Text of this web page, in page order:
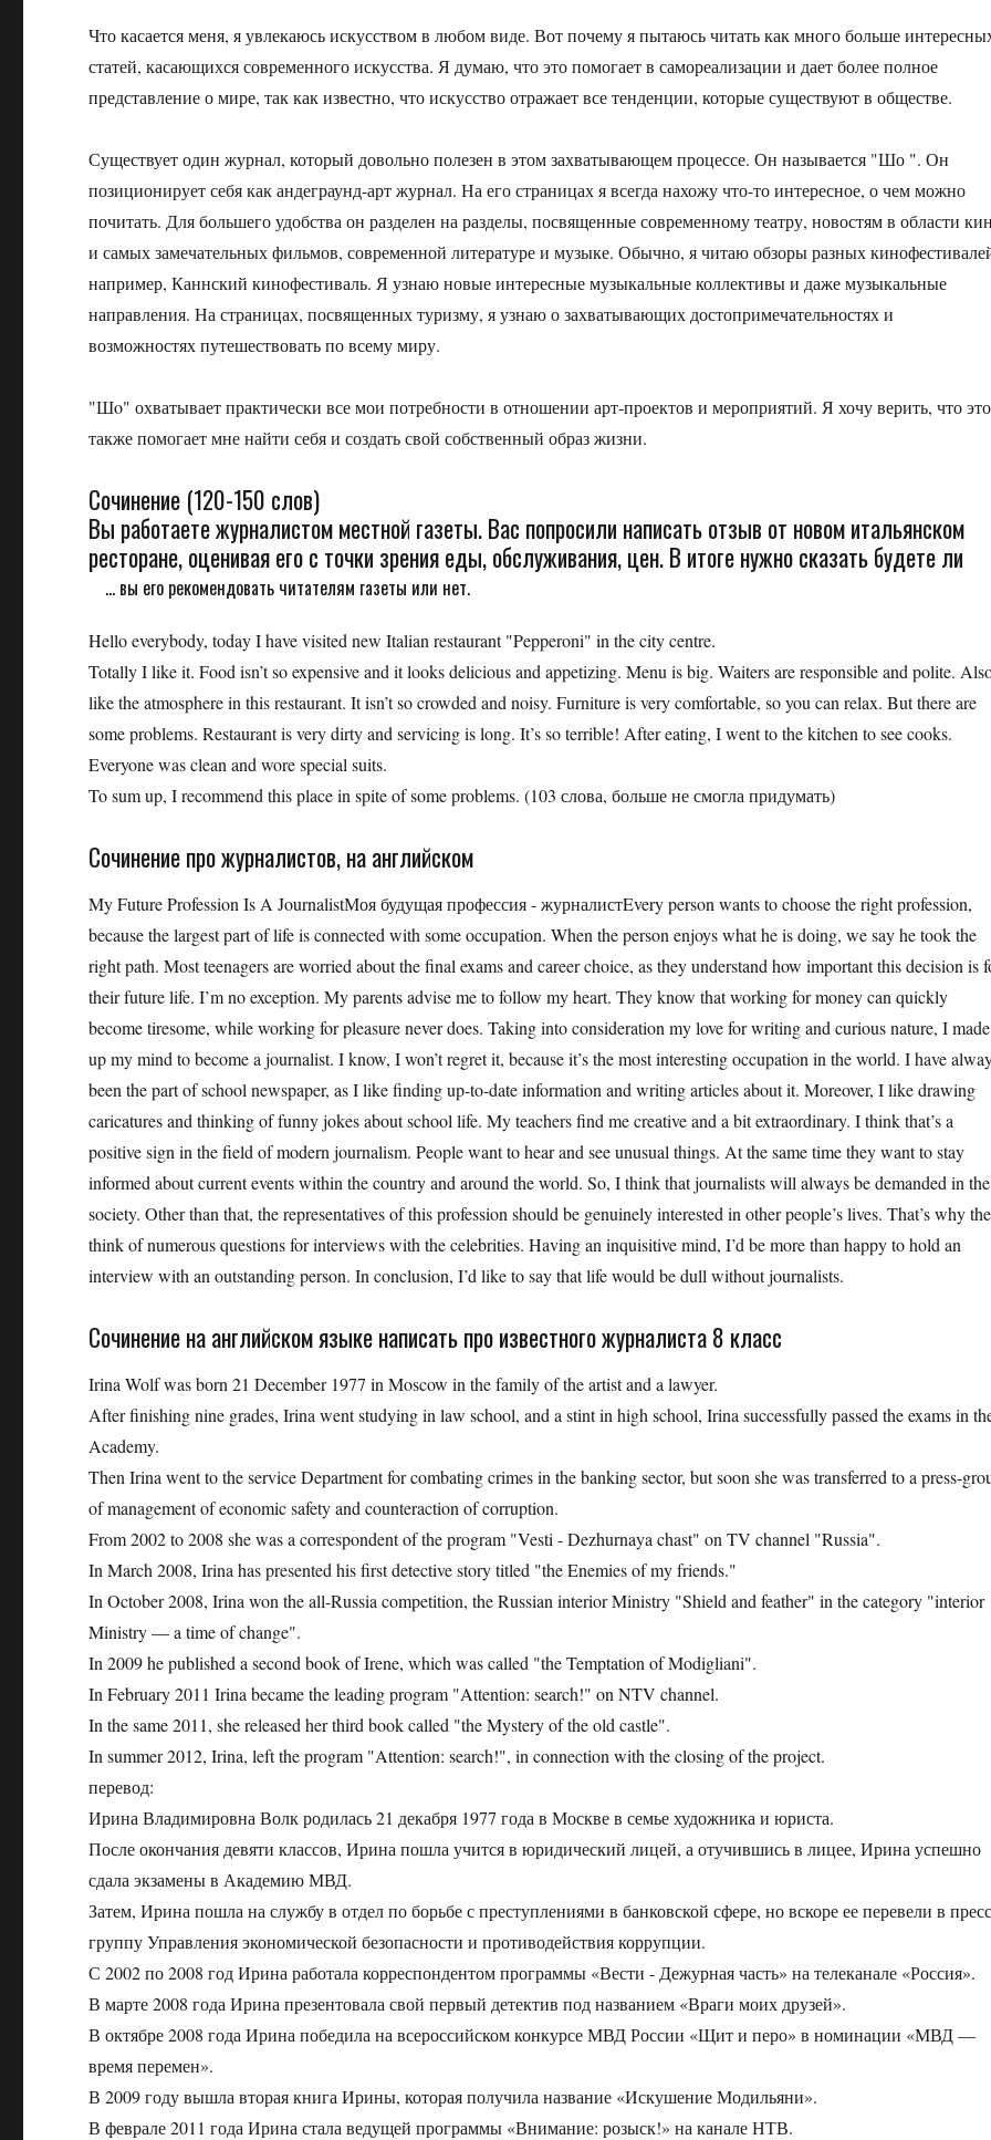
Что касается меня, я увлекаюсь искусством в любом виде. Вот почему я пытаюсь читать как много больше
статей, касающихся современного искусства. Я думаю, что это помогает в самореализации и дает более полное
представление о мире, так как известно, что искусство отражает все тенденции, которые существуют в обществе.
Существует один журнал, который довольно полезен в этом захватывающем процессе. Он называется "Шо ". Он
позиционирует себя как андеграунд-арт журнал. На его страницах я всегда нахожу что-то интересное, о чем можно
почитать. Для большего удобства он разделен на разделы, посвященные современному театру, новостям в области
и самых замечательных фильмов, современной литературе и музыке. Обычно, я читаю обзоры разных
например, Каннский кинофестиваль. Я узнаю новые интересные музыкальные коллективы и даже музыкальные
направления. На страницах, посвященных туризму, я узнаю о захватывающих достопримечательностях и
возможностях путешествовать по всему миру.
"Шo" охватывает практически все мои потребности в отношении арт-проектов и мероприятий. Я хочу верить, что это
также помогает мне найти себя и создать свой собственный образ жизни.
Сочинение (120-150 слов)
Вы работаете журналистом местной газеты. Вас попросили написать отзыв от новом итальянском
ресторане, оценивая его с точки зрения еды, обслуживания, цен. В итоге нужно сказать будете ли
... вы его рекомендовать читателям газеты или нет.
Hello everybody, today I have visited new Italian restaurant "Pepperoni" in the city centre.
Totally I like it. Food isn’t so expensive and it looks delicious and appetizing. Menu is big. Waiters are responsible and polite.
like the atmosphere in this restaurant. It isn’t so crowded and noisy. Furniture is very comfortable, so you can relax. But there are
some problems. Restaurant is very dirty and servicing is long. It’s so terrible! After eating, I went to the kitchen to see cooks.
Everyone was clean and wore special suits.
To sum up, I recommend this place in spite of some problems. (103 слова, больше не смогла придумать)
Сочинение про журналистов, на английском
My Future Profession Is A JournalistМоя будущая профессия - журналистEvery person wants to choose the right profession,
because the largest part of life is connected with some occupation. When the person enjoys what he is doing, we say he took the
right path. Most teenagers are worried about the final exams and career choice, as they understand how important this decision is
their future life. I’m no exception. My parents advise me to follow my heart. They know that working for money can quickly
become tiresome, while working for pleasure never does. Taking into consideration my love for writing and curious nature, I made
up my mind to become a journalist. I know, I won’t regret it, because it’s the most interesting occupation in the world. I have
been the part of school newspaper, as I like finding up-to-date information and writing articles about it. Moreover, I like drawing
caricatures and thinking of funny jokes about school life. My teachers find me creative and a bit extraordinary. I think that’s a
positive sign in the field of modern journalism. People want to hear and see unusual things. At the same time they want to stay
informed about current events within the country and around the world. So, I think that journalists will always be demanded in the
society. Other than that, the representatives of this profession should be genuinely interested in other people’s lives. That’s why
think of numerous questions for interviews with the celebrities. Having an inquisitive mind, I’d be more than happy to hold an
interview with an outstanding person. In conclusion, I’d like to say that life would be dull without journalists.
Сочинение на английском языке написать про известного журналиста 8 класс
Irina Wolf was born 21 December 1977 in Moscow in the family of the artist and a lawyer.
After finishing nine grades, Irina went studying in law school, and a stint in high school, Irina successfully passed the exams in
Academy.
Then Irina went to the service Department for combating crimes in the banking sector, but soon she was transferred to a press-
of management of economic safety and counteraction of corruption.
From 2002 to 2008 she was a correspondent of the program "Vesti - Dezhurnaya chast" on TV channel "Russia".
In March 2008, Irina has presented his first detective story titled "the Enemies of my friends."
In October 2008, Irina won the all-Russia competition, the Russian interior Ministry "Shield and feather" in the category "interior
Ministry — a time of change".
In 2009 he published a second book of Irene, which was called "the Temptation of Modigliani".
In February 2011 Irina became the leading program "Attention: search!" on NTV channel.
In the same 2011, she released her third book called "the Mystery of the old castle".
In summer 2012, Irina, left the program "Attention: search!", in connection with the closing of the project.
перевод:
Ирина Владимировна Волк родилась 21 декабря 1977 года в Москве в семье художника и юриста.
После окончания девяти классов, Ирина пошла учится в юридический лицей, а отучившись в лицее, Ирина успешно
сдала экзамены в Академию МВД.
Затем, Ирина пошла на службу в отдел по борьбе с преступлениями в банковской сфере, но вскоре ее перевели в
группу Управления экономической безопасности и противодействия коррупции.
С 2002 по 2008 год Ирина работала корреспондентом программы «Вести - Дежурная часть» на телеканале «Россия».
В марте 2008 года Ирина презентовала свой первый детектив под названием «Враги моих друзей».
В октябре 2008 года Ирина победила на всероссийском конкурсе МВД России «Щит и перо» в номинации «МВД —
время перемен».
В 2009 году вышла вторая книга Ирины, которая получила название «Искушение Модильяни».
В феврале 2011 года Ирина стала ведущей программы «Внимание: розыск!» на канале НТВ.